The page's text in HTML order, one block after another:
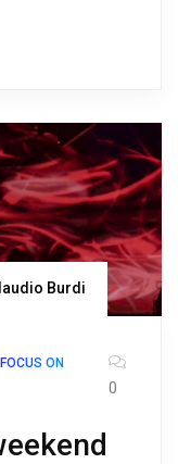
Burdi
FOCUS ON
0